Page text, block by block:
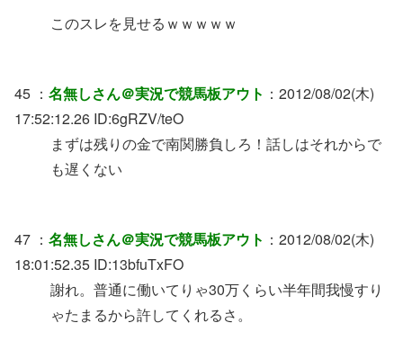
このスレを見せるｗｗｗｗｗ
45 ： 名無しさん＠実況で競馬板アウト ：2012/08/02(木)
17:52:12.26 ID:6gRZV/teO
まずは残りの金で南関勝負しろ！話しはそれからで
も遅くない
47 ： 名無しさん＠実況で競馬板アウト ：2012/08/02(木)
18:01:52.35 ID:13bfuTxFO
謝れ。普通に働いてりゃ30万くらい半年間我慢すり
ゃたまるから許してくれるさ。